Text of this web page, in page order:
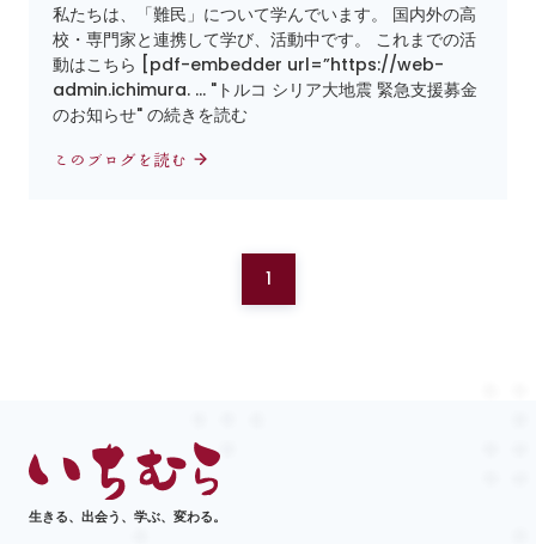
私たちは、「難民」について学んでいます。 国内外の高
校・専門家と連携して学び、活動中です。 これまでの活
動はこちら [pdf-embedder url=”https://web-
admin.ichimura. … "トルコ シリア大地震 緊急支援募金
のお知らせ" の続きを読む
このブログを読む
1
生きる、出会う、学ぶ、変わる。